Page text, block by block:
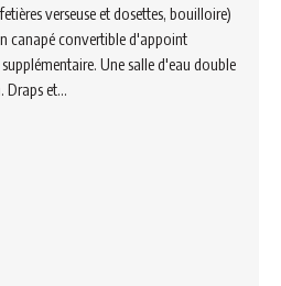
verseuse et dosettes, bouilloire)
canapé convertible d'appoint
Une salle d'eau double
Draps et…